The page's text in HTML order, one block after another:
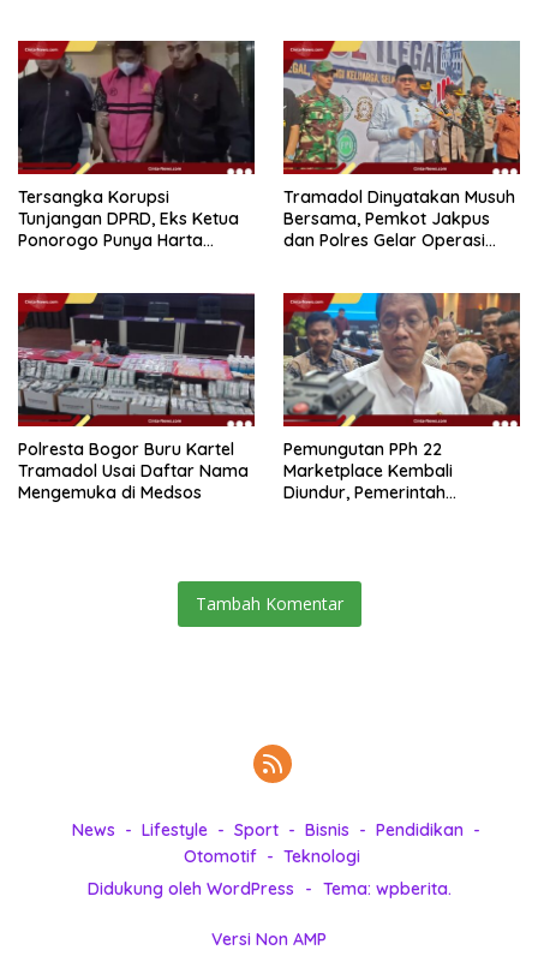
Tersangka Korupsi
Tunjangan DPRD, Eks Ketua
Ponorogo Punya Harta
Tramadol Dinyatakan Musuh
Bersama, Pemkot Jakpus
dan Polres Gelar Operasi
Polresta Bogor Buru Kartel
Tramadol Usai Daftar Nama
Mengemuka di Medsos
Pemungutan PPh 22
Marketplace Kembali
Diundur, Pemerintah
Tambah Komentar
News Lifestyle Sport Bisnis
Pendidikan
Otomotif
Teknologi
Didukung oleh WordPress
- Tema: wpberita.
Versi Non AMP